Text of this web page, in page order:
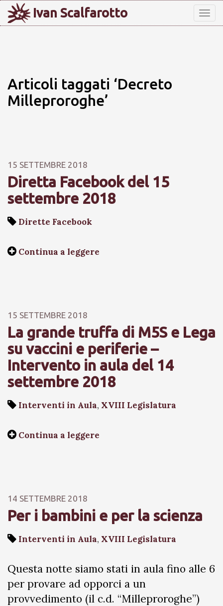
Ivan Scalfarotto
Articoli taggati ‘Decreto
Milleproroghe’
15 SETTEMBRE 2018
Diretta Facebook del 15
settembre 2018
Dirette Facebook
Continua a leggere
15 SETTEMBRE 2018
La grande truffa di M5S e Lega
su vaccini e periferie –
Intervento in aula del 14
settembre 2018
Interventi in Aula, XVIII Legislatura
Continua a leggere
14 SETTEMBRE 2018
Per i bambini e per la scienza
Interventi in Aula, XVIII Legislatura
Questa notte siamo stati in aula fino alle 6
per provare ad opporci a un
provvedimento (il c.d. “Milleproroghe”)